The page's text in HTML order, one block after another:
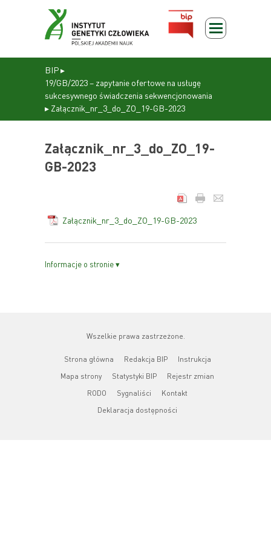
BIP▸
19/GB/2023 – zapytanie ofertowe na usługę
sukcesywnego świadczenia sekwencjonowania
▸ Załącznik_nr_3_do_ZO_19-GB-2023
Załącznik_nr_3_do_ZO_19-
GB-2023
Załącznik_nr_3_do_ZO_19-GB-2023
Informacje o stronie ▾
Wszelkie prawa zastrzeżone.
Strona główna Redakcja BIP
Instrukcja
Mapa strony
Statystyki BIP
Rejestr zmian
RODO
Sygnaliści
Kontakt
Deklaracja dostępności